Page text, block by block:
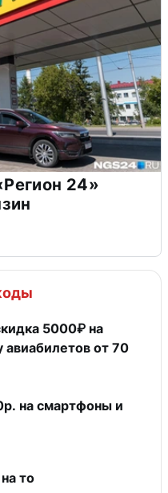
24»
5000₽ на
авиабилетов от 70
на смартфоны и
то